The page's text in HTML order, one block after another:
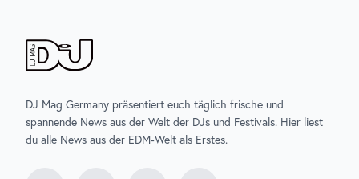
DJ Mag Germany präsentiert euch täglich frische und
spannende News aus der Welt der DJs und Festivals. Hier liest
du alle News aus der EDM-Welt als Erstes.